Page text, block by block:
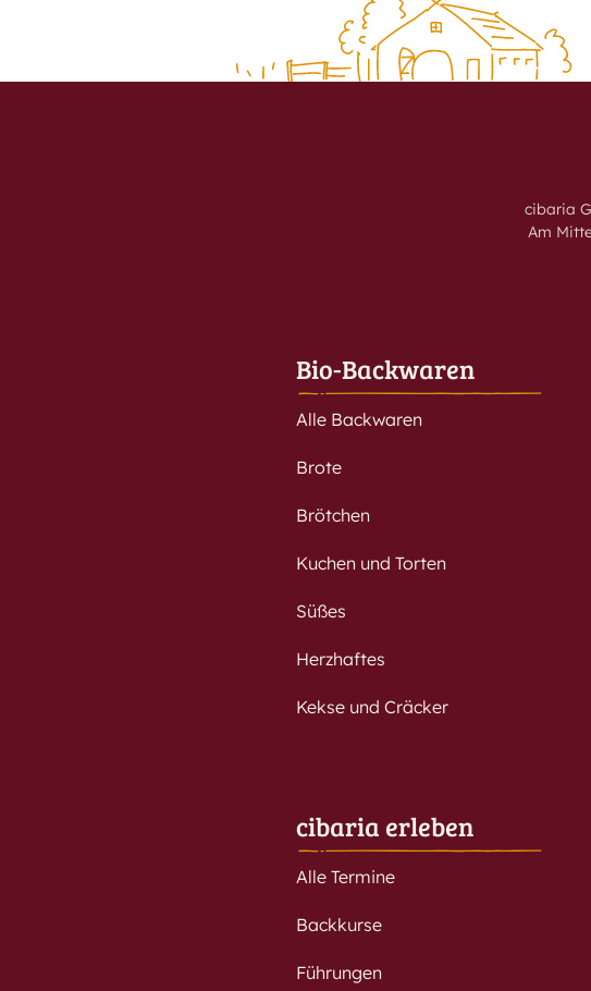
cibaria
Am
Bio-Backwaren
Alle Backwaren
Brote
Brötchen
Kuchen und Torten
Süßes
Herzhaftes
Kekse und Cräcker
cibaria erleben
Alle Termine
Backkurse
Führungen